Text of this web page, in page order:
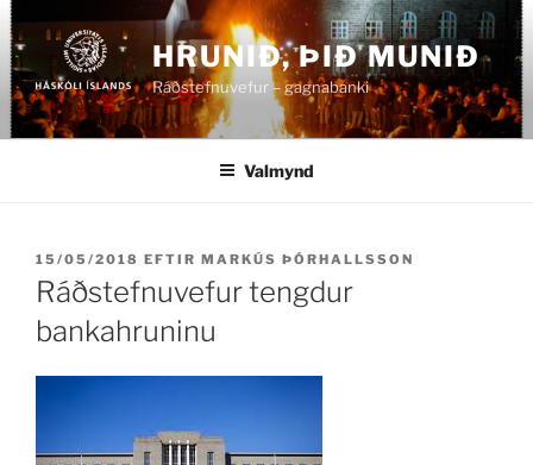
Fara
að
efni
HRUNIÐ, ÞIÐ MUNIÐ
Ráðstefnuvefur – gagnabanki
Valmynd
BIRT
ÞANN
15/05/2018 EFTIR MARKÚS ÞÓRHALLSSON
Ráðstefnuvefur tengdur
bankahruninu